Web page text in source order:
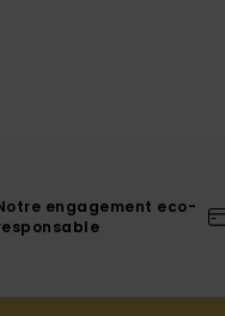
engagement eco-